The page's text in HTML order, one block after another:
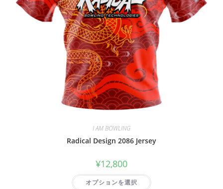
I AM BOWLING
Radical Design 2086 Jersey
¥12,800
オプションを選択